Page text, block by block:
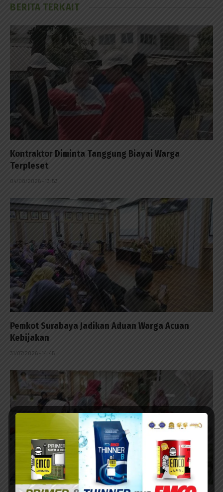
BERITA TERKAIT
Kontraktor Diminta Tanggung Biayai Warga
Terpleset
04/08/2026 - 13:53
Pemkot Surabaya Jadikan Aduan Warga Acuan
Kebijakan
31/07/2026 - 14:45